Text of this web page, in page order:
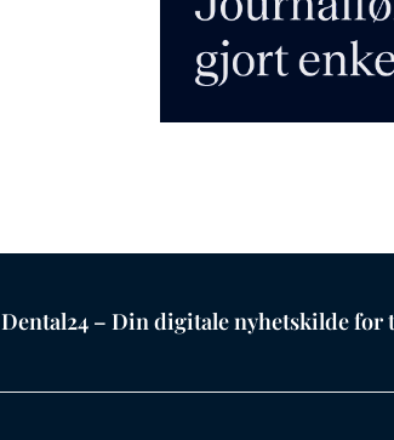
Dental24 – Din digitale nyhetskilde for